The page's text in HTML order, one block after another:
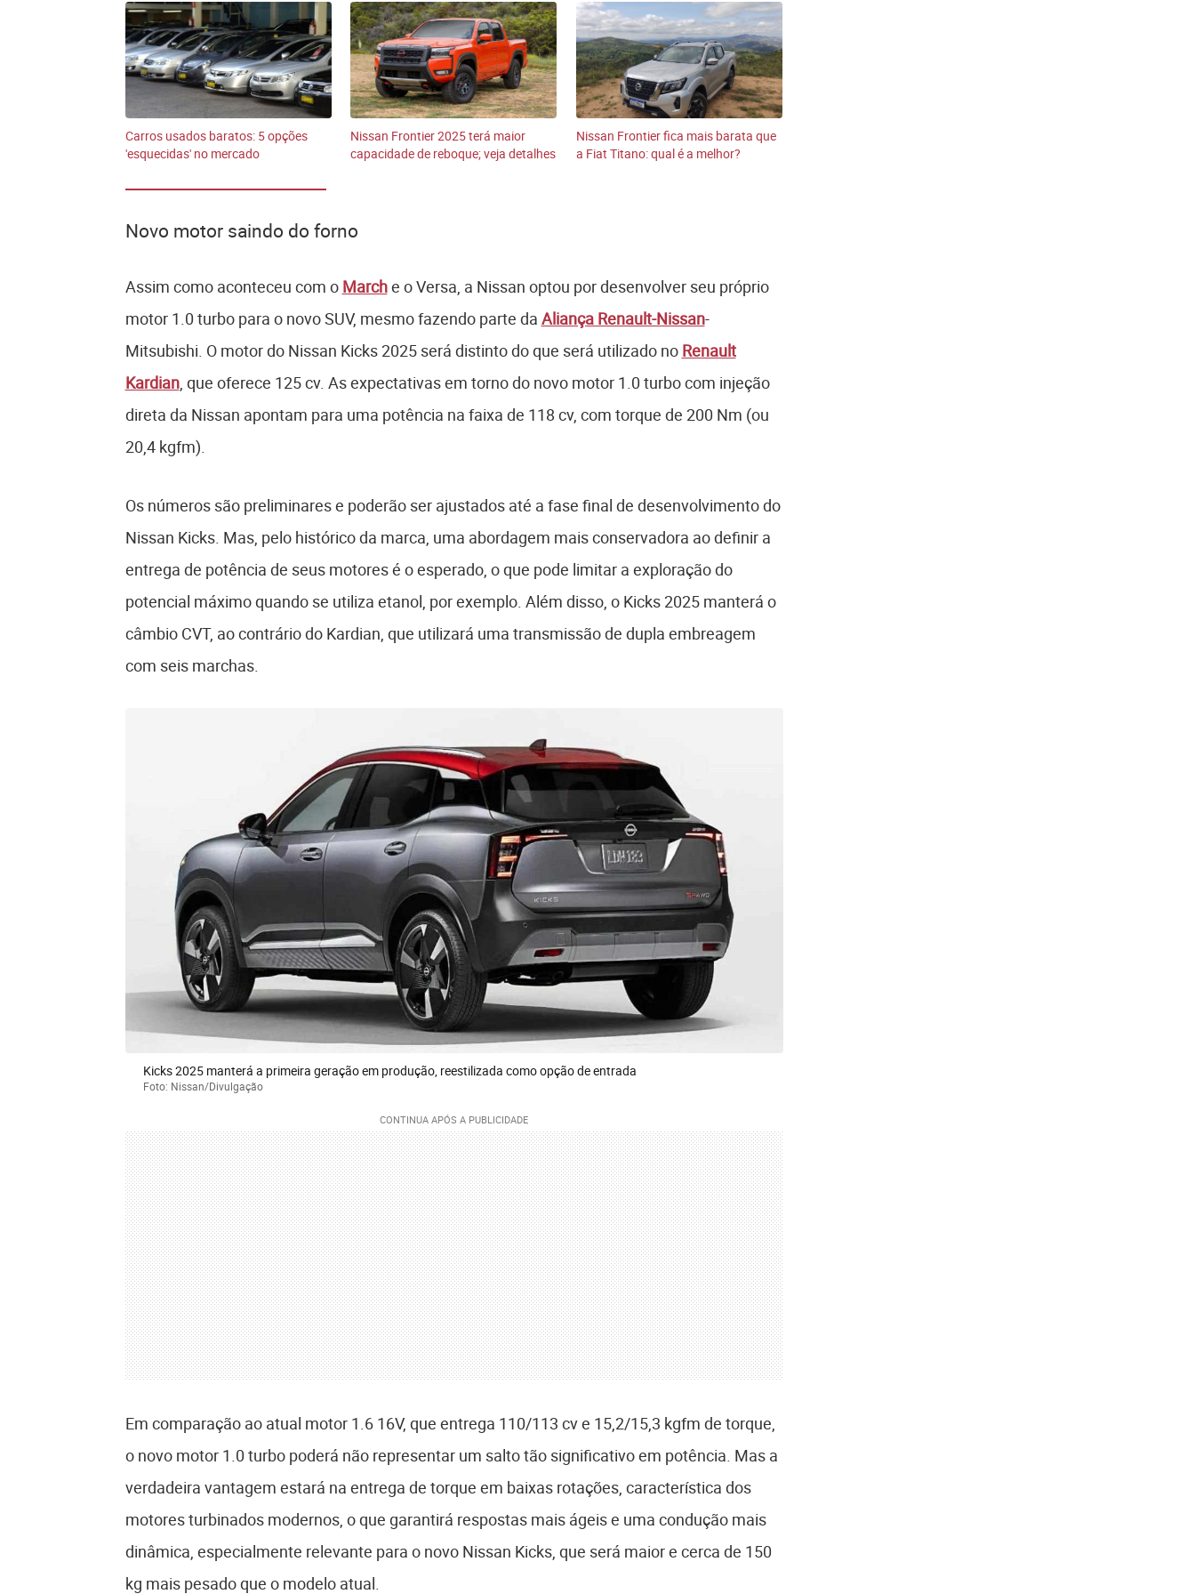
Carros usados baratos: 5 opções
'esquecidas' no mercado
Nissan Frontier 2025 terá maior
capacidade de reboque; veja detalhes
Nissan Frontier fica mais barata que
a Fiat Titano: qual é a melhor?
Novo motor saindo do forno
Assim como aconteceu com o Marche o Versa, a Nissan optou por desenvolver seu próprio
motor 1.0 turbo para o novo SUV, mesmo fazendo parte da Aliança Renault-Nissan-
Mitsubishi. O motor do Nissan Kicks 2025 será distinto do que será utilizado no Renault
Kardian, que oferece 125 cv. As expectativas em torno do novo motor 1.0 turbo com injeção
direta da Nissan apontam para uma potência na faixa de 118 cv, com torque de 200 Nm (ou
20,4 kgfm).
Os números são preliminares e poderão ser ajustados até a fase final de desenvolvimento do
Nissan Kicks. Mas, pelo histórico da marca, uma abordagem mais conservadora ao definir a
entrega de potência de seus motores é o esperado, o que pode limitar a exploração do
potencial máximo quando se utiliza etanol, por exemplo. Além disso, o Kicks 2025 manterá o
câmbio CVT, ao contrário do Kardian, que utilizará uma transmissão de dupla embreagem
com seis marchas.
Kicks 2025 manterá a primeira geração em produção, reestilizada como opção de entrada
Foto: Nissan/Divulgação
Em comparação ao atual motor 1.6 16V, que entrega 110/113 cv e 15,2/15,3 kgfm de torque,
o novo motor 1.0 turbo poderá não representar um salto tão significativo em potência. Mas a
verdadeira vantagem estará na entrega de torque em baixas rotações, característica dos
motores turbinados modernos, o que garantirá respostas mais ágeis e uma condução mais
dinâmica, especialmente relevante para o novo Nissan Kicks, que será maior e cerca de 150
kg mais pesado que o modelo atual.